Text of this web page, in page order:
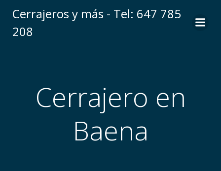
Cerrajeros y más - Tel: 647 785
208
Cerrajero en
Baena